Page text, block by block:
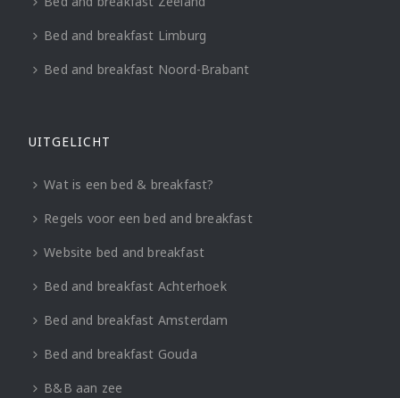
Bed and breakfast Limburg
Bed and breakfast Noord-Brabant
UITGELICHT
Wat is een bed & breakfast?
Regels voor een bed and breakfast
Website bed and breakfast
Bed and breakfast Achterhoek
Bed and breakfast Amsterdam
Bed and breakfast Gouda
B&B aan zee